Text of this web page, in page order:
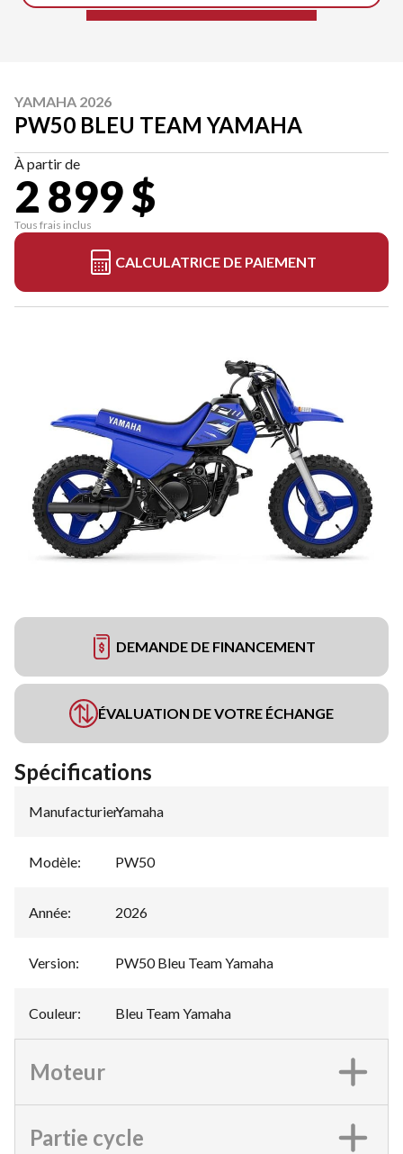
YAMAHA 2026
PW50 BLEU TEAM YAMAHA
À partir de
2 899 $
Tous frais inclus
CALCULATRICE DE PAIEMENT
DEMANDE DE FINANCEMENT
ÉVALUATION DE VOTRE ÉCHANGE
Spécifications
Manufacturier:
Yamaha
Modèle: PW50
Année: 2026
Version: PW50 Bleu Team Yamaha
Couleur: Bleu Team Yamaha
Moteur
Partie cycle